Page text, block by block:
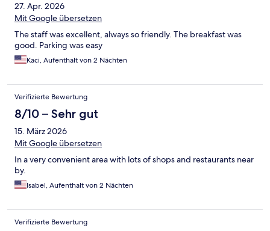
27. Apr. 2026
Mit Google übersetzen
The staff was excellent, always so friendly. The breakfast was
good. Parking was easy
Kaci, Aufenthalt von 2 Nächten
Verifizierte Bewertung
8/10 – Sehr gut
15. März 2026
Mit Google übersetzen
In a very convenient area with lots of shops and restaurants near
by.
Isabel, Aufenthalt von 2 Nächten
Verifizierte Bewertung